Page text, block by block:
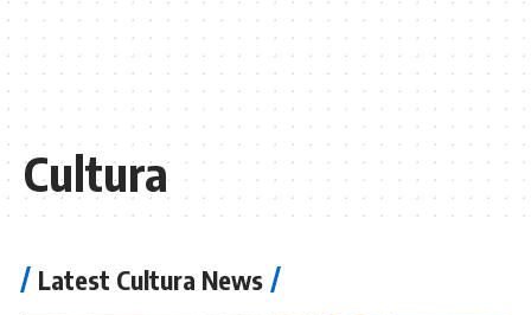
Cultura
Latest Cultura News